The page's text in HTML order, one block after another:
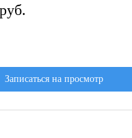
Записаться на просмотр